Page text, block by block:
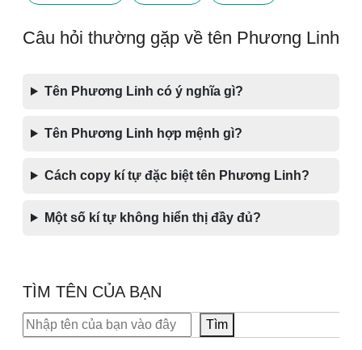
Câu hỏi thường gặp về tên Phương Linh
Tên Phương Linh có ý nghĩa gì?
Tên Phương Linh hợp mệnh gì?
Cách copy kí tự đặc biệt tên Phương Linh?
Một số kí tự không hiển thị đầy đủ?
TÌM TÊN CỦA BẠN
Tìm kiếm Tìm